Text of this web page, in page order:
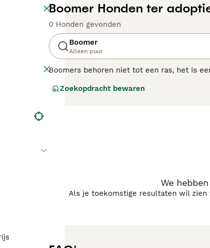
Boomer Honden ter
0 Honden gevonden
Boomer
Alleen puur
Boomers behoren niet tot een ras, het is
levendige vriend. Hij heeft een
Zoekopdracht bewaren
We
Als je toekomstige resultaten wil zien